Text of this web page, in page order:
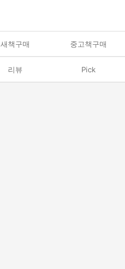
새책구매 중고책구매
리뷰 Pick